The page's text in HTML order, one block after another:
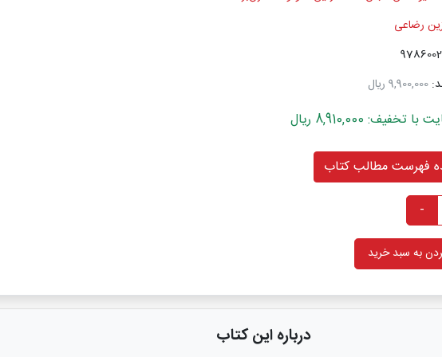
رضاعی
9,900,000 ریال
8,910,000 ریال
فهرست مطالب کتاب
-
به سبد خرید
درباره این کتاب